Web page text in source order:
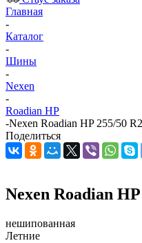
Главная
-
Каталог
-
Шины
-
Nexen
-
Roadian HP
-Nexen Roadian HP 255/50
Поделиться
Nexen Roadian
нешипованная
Летние